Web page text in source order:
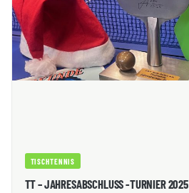
TISCHTENNIS
TT – JAHRESABSCHLUSS -TURNIER 2025